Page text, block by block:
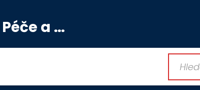
Kosmetické Péče a Výživové Doplňky